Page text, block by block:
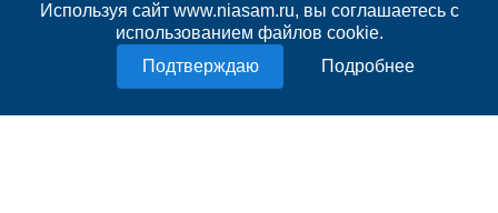
Используя сайт www.niasam.ru, вы соглашаетесь с
использованием файлов cookie.
Подробнее
Политика конфиденциальности
Согласие на обработку персональных данных